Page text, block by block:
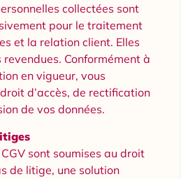
collectées sont
pour le traitement
et la relation client. Elles
Conformément à
en vigueur, vous
d’accès, de rectification
de vos données.
sont soumises au droit
de litige, une solution